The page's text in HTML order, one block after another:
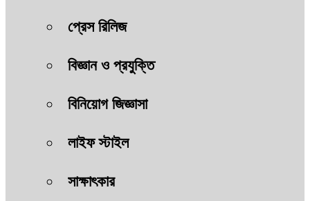
প্রেস রিলিজ
বিজ্ঞান ও প্রযুক্তি
বিনিয়োগ জিজ্ঞাসা
লাইফ স্টাইল
সাক্ষাৎকার